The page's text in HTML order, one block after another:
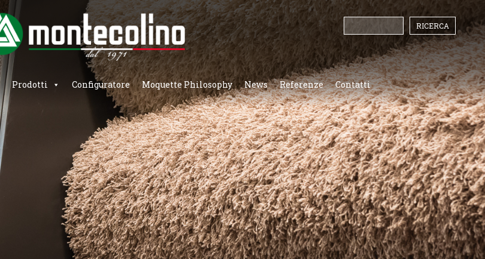
Prodotti Configuratore Moquette Philosophy News Referenze Contatti